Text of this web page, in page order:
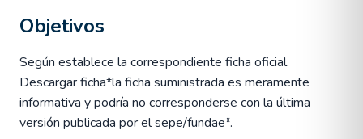
Objetivos
Según establece la correspondiente ficha oficial.
Descargar ficha*la ficha suministrada es meramente
informativa y podría no corresponderse con la última
versión publicada por el sepe/fundae*.